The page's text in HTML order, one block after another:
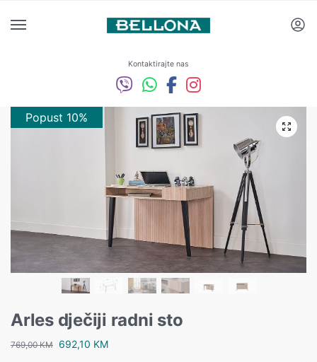
Kontaktirajte nas
Popust 10%
Arles dječiji radni sto
769,00KM 692,10 KM